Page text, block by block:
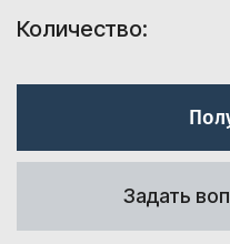
Количество:
Задать